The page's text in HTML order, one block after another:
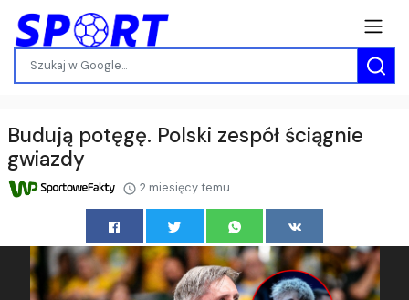
Budują potęgę. Polski zespół ściągnie
gwiazdy
2 miesięcy temu